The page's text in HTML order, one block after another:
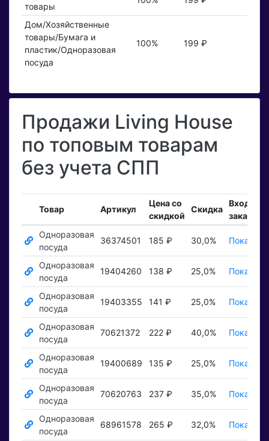
товары
Дом/Хозяйственные
товары/Бумага и
пластик/Одноразовая
посуда
100% 199 ₽
Продажи Living House
по топовым товарам
без учета СПП
Товар Артикул
Цена со
скидкой
Скидка
заказы
Одноразовая
посуда
36374501 185 ₽ 30,0%
Одноразовая
посуда
19404260 138 ₽ 25,0%
Одноразовая
посуда
19403355 141 ₽ 25,0%
Одноразовая
посуда
70621372 222 ₽ 40,0%
Одноразовая
посуда
19400689 135 ₽ 25,0%
Одноразовая
посуда
70620763 237 ₽ 35,0%
Одноразовая
посуда
68961578 265 ₽ 32,0%